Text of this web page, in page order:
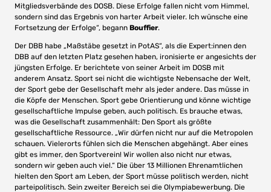
Mitgliedsverbände des DOSB. Diese Erfolge fallen nicht vom Himmel,
sondern sind das Ergebnis von harter Arbeit vieler. Ich wünsche eine
Fortsetzung der Erfolge“, begann Bouffier.
Der DBB habe „Maßstäbe gesetzt in PotAS“, als die Expert:innen den
DBB auf den letzten Platz gesehen haben, ironisierte er angesichts der
jüngsten Erfolge. Er berichtete von seiner Arbeit im DOSB mit
anderem Ansatz. Sport sei nicht die wichtigste Nebensache der Welt,
der Sport gebe der Gesellschaft mehr als jeder andere. Das müsse in
die Köpfe der Menschen. Sport gebe Orientierung und könne wichtige
gesellschaftliche Impulse geben, auch politisch. Es brauche etwas,
was die Gesellschaft zusammenhält: Den Sport als größte
gesellschaftliche Ressource. „Wir dürfen nicht nur auf die Metropolen
schauen. Vielerorts fühlen sich die Menschen abgehängt. Aber eines
gibt es immer, den Sportverein! Wir wollen also nicht nur etwas,
sondern wir geben auch viel.“ Die über 13 Millionen Ehrenamtlichen
hielten den Sport am Leben, der Sport müsse politisch werden, nicht
parteipolitisch. Sein zweiter Bereich sei die Olympiabewerbung. Die